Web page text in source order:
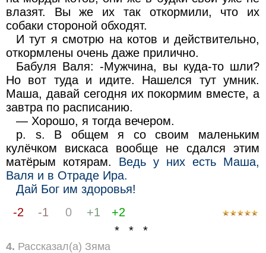
влазят. Вы же их так откормили, что их
собаки стороной обходят.
И тут я смотрю на котов и действительно,
откормлены очень даже прилично.
Бабуля Валя: -Мужчина, вы куда-то шли?
Но вот туда и идите. Нашелся тут умник.
Маша, давай сегодня их покормим вместе, а
завтра по расписанию.
— Хорошо, я тогда вечером.
p. s. В общем я со своим маленьким
кулёчком вискаса вообще не сдался этим
матёрым котярам. Ведь у них есть Маша,
Валя и в Отраде Ира.
Дай Бог им здоровья!
-2
-1 0 +1
+2
* * *
4. Рассказал(а) Зяма